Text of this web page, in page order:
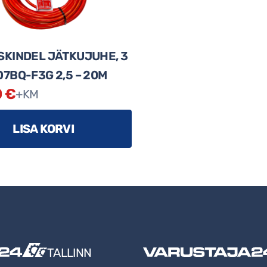
JÄTKUJUHE, 3
F3G 2,5 – 20M
€+KM
LISA KORVI
TALLINN